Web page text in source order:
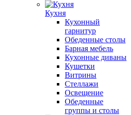
Кухня
Кухонный
гарнитур
Обеденные столы
Барная мебель
Кухонные диваны
Кушетки
Витрины
Стеллажи
Освещение
Обеденные
группы и столы